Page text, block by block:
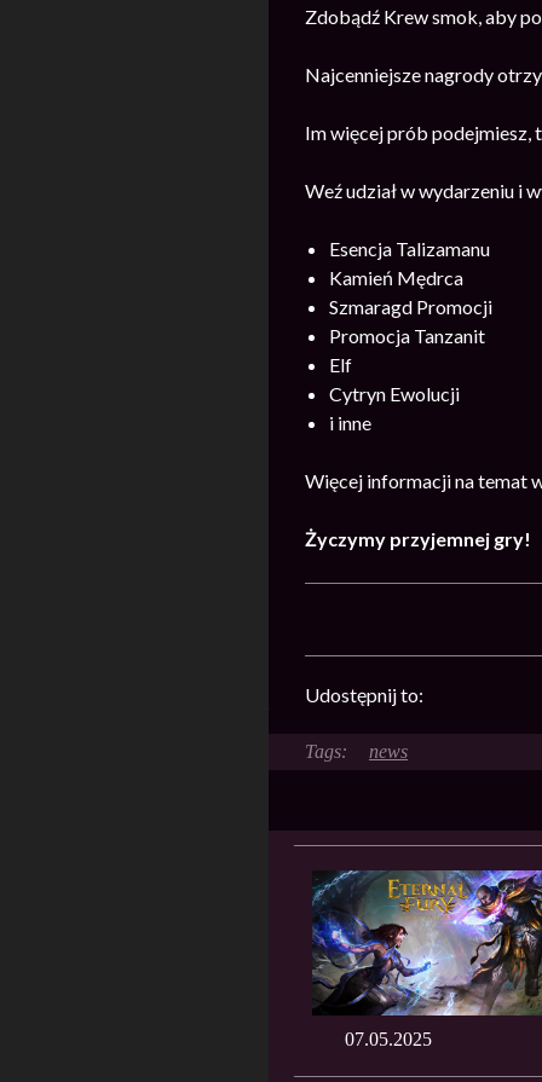
Zdobądź Krew smok, aby
Najcenniejsze nagrody
Im więcej prób podejmiesz,
Weź udział w wydarzeniu i
Esencja Talizamanu
Kamień Mędrca
Szmaragd Promocji
Promocja Tanzanit
Elf
Cytryn Ewolucji
i inne
Więcej informacji na temat
Życzymy przyjemnej gry!
Udostępnij to:
news
07.05.2025